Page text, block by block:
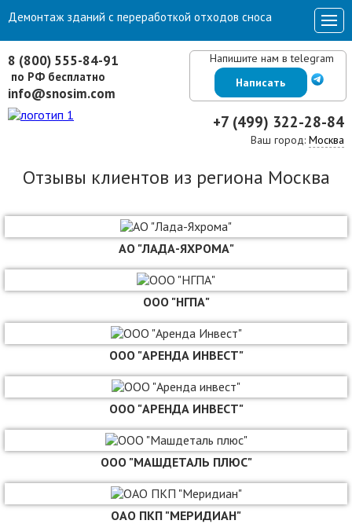
8 (800) 555-84-91
по РФ бесплатно
info@snosim.com
Напишите нам в telegram
Написать
+7 (499) 322-28-84
Ваш город: Москва
Демонтаж зданий с переработкой отходов сноса
Отзывы клиентов из региона Москва
АО "ЛАДА-ЯХРОМА"
ООО "НГПА"
ООО "АРЕНДА ИНВЕСТ"
ООО "АРЕНДА ИНВЕСТ"
ООО "МАШДЕТАЛЬ ПЛЮС"
ОАО ПКП "МЕРИДИАН"